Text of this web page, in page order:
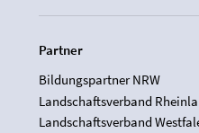
Partner
Bildungspartner NRW
Landschaftsverband
Landschaftsverband